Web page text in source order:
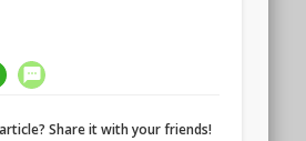
Share it with your friends!